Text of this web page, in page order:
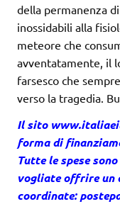
della permanenza
inossidabili alla
meteore che
avventatamente, il
farsesco che
verso la tragedia.
Il sito
forma di
Tutte le spese
vogliate offrire un
coordinate: